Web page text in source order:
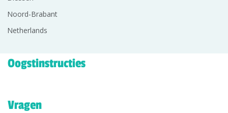
Noord-Brabant
Netherlands
Oogstinstructies
Vragen